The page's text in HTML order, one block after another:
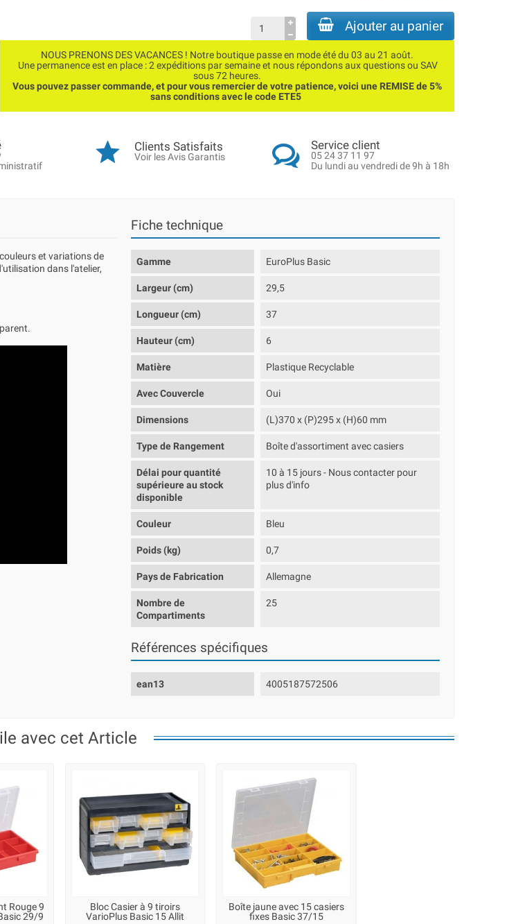
Ajouter au panier
NOUS PRENONS DES VACANCES ! Notre boutique passe en mode été du 03 au 21 août.
Une permanence est en place : 2 expéditions par semaine et nous répondons aux questions ou SAV
sous 72 heures.
Vous pouvez passer commande, et pour vous remercier de votre patience, voici une REMISE de 5%
sans conditions avec le code ETE5
Clients Satisfaits
Voir les Avis Garantis
Service client
05 24 37 11 97
Du lundi au vendredi de 9h à 18h
et variations de
dans l'atelier,
Fiche technique
Gamme EuroPlus Basic
Largeur (cm) 29,5
Longueur (cm) 37
Hauteur (cm) 6
Matière Plastique Recyclable
Avec Couvercle Oui
Dimensions (L)370 x (P)295 x (H)60 mm
Type de Rangement Boîte d'assortiment avec casiers
Délai pour quantité
supérieure au stock
disponible
10 à 15 jours - Nous contacter pour
plus d'info
Couleur Bleu
Poids (kg) 0,7
Pays de Fabrication Allemagne
Nombre de
Compartiments
25
Références spécifiques
ean13 4005187572506
avec cet Article
Rouge 9
29/9
Bloc Casier à 9 tiroirs
VarioPlus Basic 15 Allit
Boîte jaune avec 15 casiers
fixes Basic 37/15